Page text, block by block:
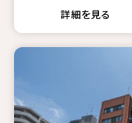
詳細を見る